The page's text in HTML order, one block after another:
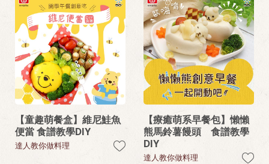
【童趣萌餐盒】維尼鮭魚
便當 食譜教學DIY
達人教你做料理
【療癒萌系早餐包】懶懶
熊馬鈴薯饅頭 食譜教學
DIY
達人教你做料理